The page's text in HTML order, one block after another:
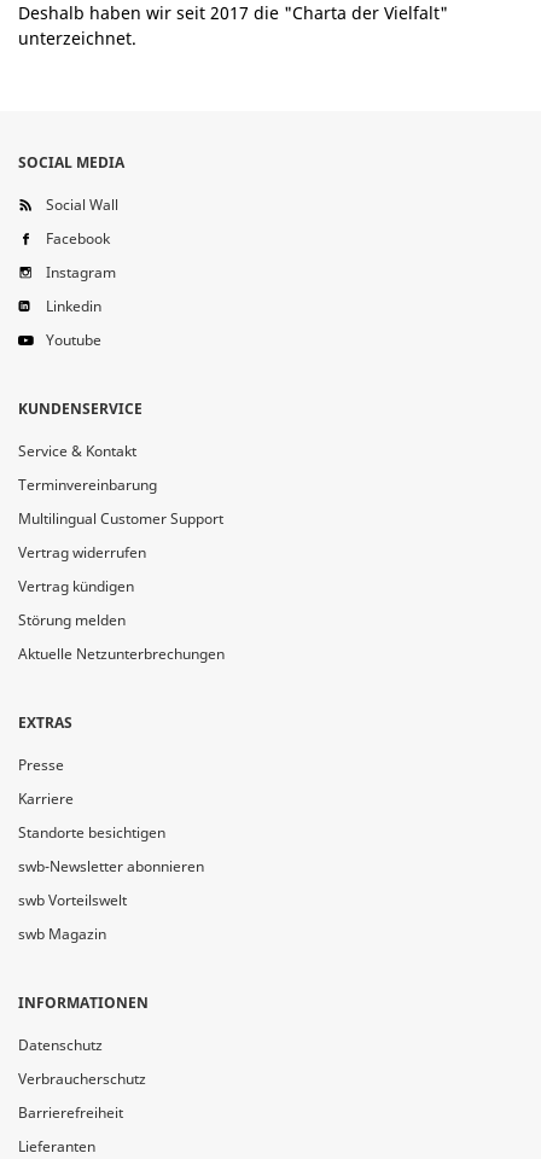
Deshalb haben wir seit 2017 die "Charta der Vielfalt"
unterzeichnet.
SOCIAL MEDIA
Social Wall
Facebook
Instagram
Linkedin
Youtube
KUNDENSERVICE
Service & Kontakt
Terminvereinbarung
Multilingual Customer Support
Vertrag widerrufen
Vertrag kündigen
Störung melden
Aktuelle Netzunterbrechungen
EXTRAS
Presse
Karriere
Standorte besichtigen
swb-Newsletter abonnieren
swb Vorteilswelt
swb Magazin
INFORMATIONEN
Datenschutz
Verbraucherschutz
Barrierefreiheit
Lieferanten